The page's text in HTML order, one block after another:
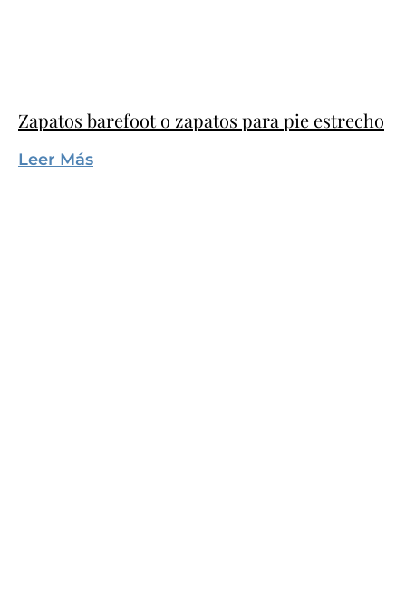
Zapatos barefoot o zapatos para pie estrecho
Leer Más